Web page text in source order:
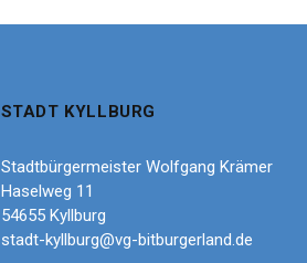
STADT KYLLBURG
Stadtbürgermeister Wolfgang Krämer
Haselweg 11
54655 Kyllburg
stadt-kyllburg@vg-bitburgerland.de